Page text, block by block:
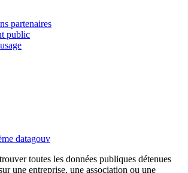
partenaires
public
datagouv
toutes les données publiques détenues
une entreprise, une association ou une